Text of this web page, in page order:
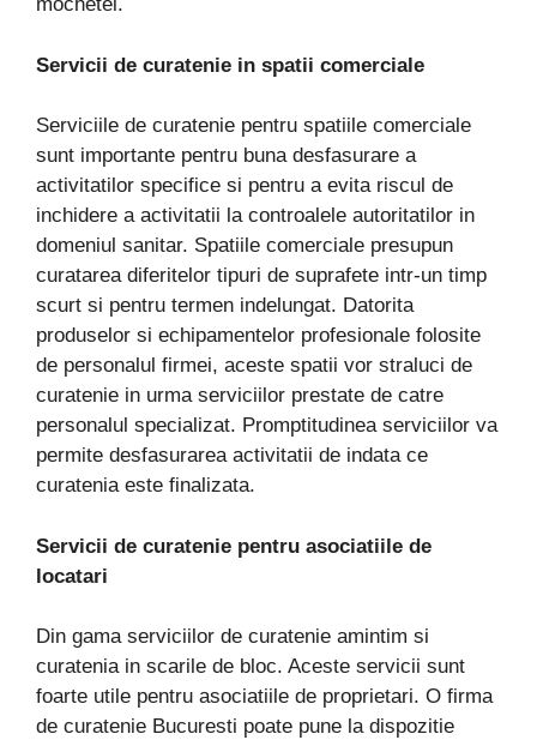
mochetei.
Servicii de curatenie in spatii comerciale
Serviciile de curatenie pentru spatiile comerciale
sunt importante pentru buna desfasurare a
activitatilor specifice si pentru a evita riscul de
inchidere a activitatii la controalele autoritatilor in
domeniul sanitar. Spatiile comerciale presupun
curatarea diferitelor tipuri de suprafete intr-un timp
scurt si pentru termen indelungat. Datorita
produselor si echipamentelor profesionale folosite
de personalul firmei, aceste spatii vor straluci de
curatenie in urma serviciilor prestate de catre
personalul specializat. Promptitudinea serviciilor va
permite desfasurarea activitatii de indata ce
curatenia este finalizata.
Servicii de curatenie pentru asociatiile de
locatari
Din gama serviciilor de curatenie amintim si
curatenia in scarile de bloc. Aceste servicii sunt
foarte utile pentru asociatiile de proprietari. O firma
de curatenie Bucuresti poate pune la dispozitie